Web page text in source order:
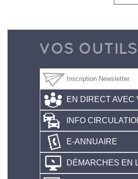
EN DIRECT AVEC
INFO
E-ANNUAIRE
DÉMARCHES EN